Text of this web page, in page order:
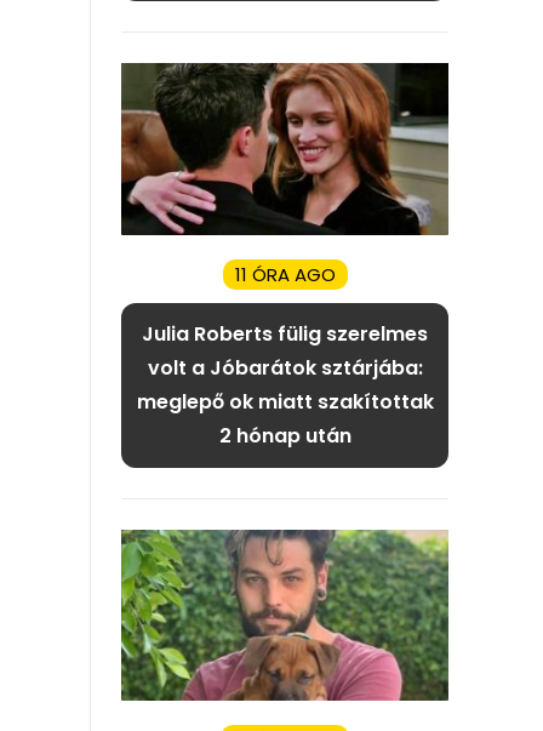
11 ÓRA AGO
Julia Roberts fülig szerelmes
volt a Jóbarátok sztárjába:
meglepő ok miatt szakítottak
2 hónap után